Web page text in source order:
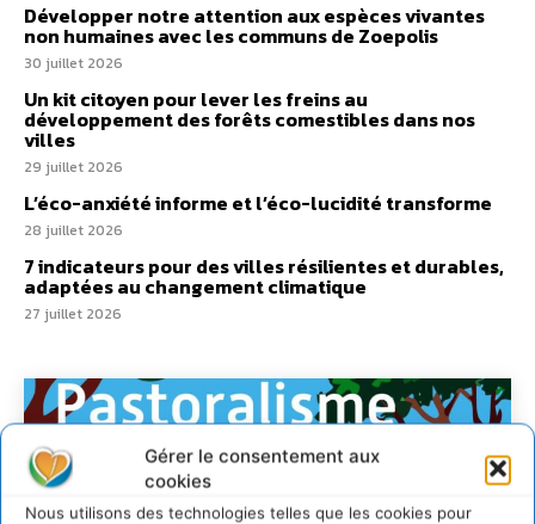
Gérer le consentement aux
cookies
Nous utilisons des technologies telles que les cookies pour
Développer notre attention aux espèces vivantes
non humaines avec les communs de Zoepolis
30 juillet 2026
Un kit citoyen pour lever les freins au
développement des forêts comestibles dans nos
villes
29 juillet 2026
L’éco-anxiété informe et l’éco-lucidité transforme
28 juillet 2026
7 indicateurs pour des villes résilientes et durables,
adaptées au changement climatique
27 juillet 2026